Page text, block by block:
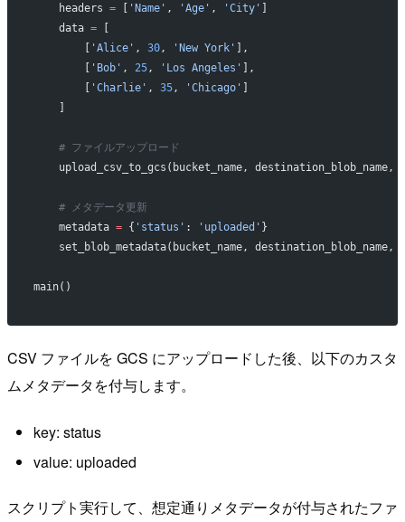
    headers
= [ 'Name' , 'Age' , 'City'
    data
= [
'Alice' , 30, 'New York'
],
'Bob' , 25, 'Los Angeles'
],
'Charlie' , 35, 'Chicago'
    # ファイルアップロード
upload_csv_to_gcs(bucket_name, destination_blob_name,
    # メタデータ更新
    metadata
= { 'status' : 'uploaded' }
set_blob_metadata(bucket_name, destination_blob_name,
main()
CSV ファイルを GCS にアップロードした後、以下のカスタ
ムメタデータを付与します。
key: status
value: uploaded
スクリプト実行して、想定通りメタデータが付与されたファ